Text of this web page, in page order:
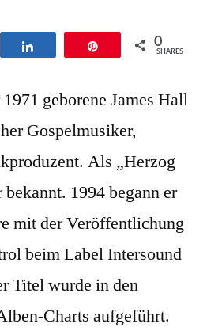
0
SHARES
geborene James Hall
Gospelmusiker,
Als „Herzog
1994 begann er
mit der Veröffentlichung
beim Label Intersound
Titel wurde in den
Charts aufgeführt.